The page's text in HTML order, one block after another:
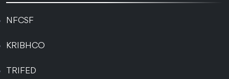
NFCSF
KRIBHCO
TRIFED